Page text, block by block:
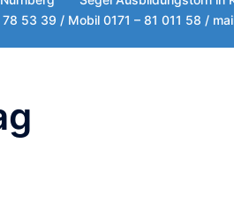
78 53 39 / Mobil 0171 – 81 011 58 /